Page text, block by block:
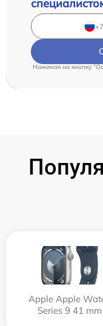
Нажимая на кнопку
Apple Apple
Series 9 41 mm